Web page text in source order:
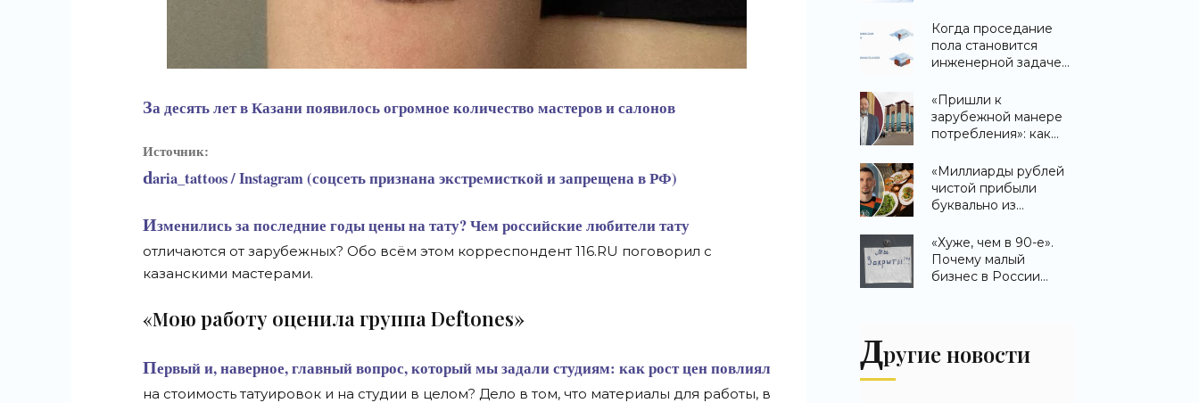
За десять лет в Казани появилось огромное количество мастеров и салонов
Источник:
daria_tattoos / Instagram (соцсеть признана экстремисткой и запрещена в РФ)
Изменились за последние годы цены на тату? Чем российские любители тату
отличаются от зарубежных? Обо всём этом корреспондент 116.RU поговорил с
казанскими мастерами.
«Мою работу оценила группа Deftones»
Первый и, наверное, главный вопрос, который мы задали студиям: как рост цен повлиял
на стоимость татуировок и на студии в целом? Дело в том, что материалы для работы, в
порядок учета ЭЦП в
организации
Когда проседание
пола становится
инженерной задачей,
дефектом
«Пришли к
зарубежной манере
потребления»: как
изменятся из-за
давления
маркетплейсов -
«Миллиарды рублей
чистой прибыли
буквально из
стране резко
подорожала доставка
еды - «Новости
«Хуже, чем в 90-е».
Почему малый
бизнес в России
Другие новости